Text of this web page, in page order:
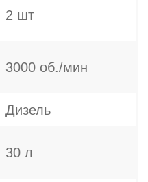
2 шт
3000 об./мин
Дизель
30 л